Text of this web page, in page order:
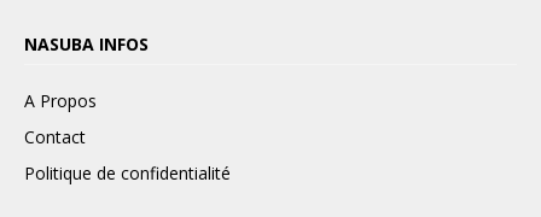
NASUBA INFOS
A Propos
Contact
Politique de confidentialité